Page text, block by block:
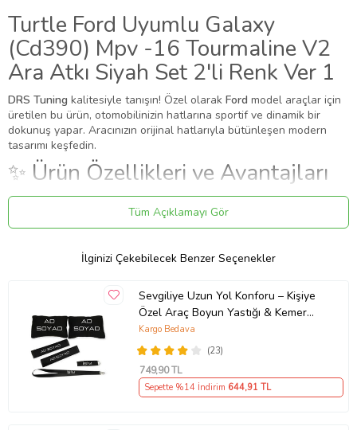
Turtle Ford Uyumlu Galaxy
(Cd390) Mpv -16 Tourmaline V2
Ara Atkı Siyah Set 2'li Renk Ver 1
DRS Tuning kalitesiyle tanışın! Özel olarak Ford model araçlar için
üretilen bu ürün, otomobilinizin hatlarına sportif ve dinamik bir
dokunuş yapar. Aracınızın orijinal hatlarıyla bütünleşen modern
tasarımı keşfedin.
✨ Ürün Özellikleri ve Avantajları
✔Birebir Uyum:Aracınızın orijinal ölçülerine sadık kalınarak
✔Malzeme:Dayanıklı ve uzun ömürlü malzeme.
modeller için uygundur
Bağlantı esnasında tavan raylarını kavrayan braket, patentli yapısı
sayesinde Hem Z ekseninde XY düzleminde hem de X ekseninde
ZY düzleminde 3 – 5 derece arasında dönme kabiliyetine sahiptir.
Ayrıca Z ekseninde düşey doğrultuda hareket kabiliyeti vardır.
Yüzey kaplaması eloksal yöntemiyle yapılır.
Tüm Açıklamayı Gör
İlginizi Çekebilecek Benzer Seçenekler
Sevgiliye Uzun Yol Konforu – Kişiye
Özel Araç Boyun Yastığı & Kemer
Pedi Hediye Seti
(23)
Kargo Bedava
749,90 TL
Sepette %14 İndirim 644,91 TL